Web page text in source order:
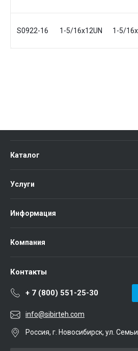
S0922-16 1-5/16x12UN 1-5/
Каталог
Услуги
Информация
Компания
Контакты
+ 7 (800) 551-25-30
info@sibirteh.com
Россия, г. Новосибирск, ул.